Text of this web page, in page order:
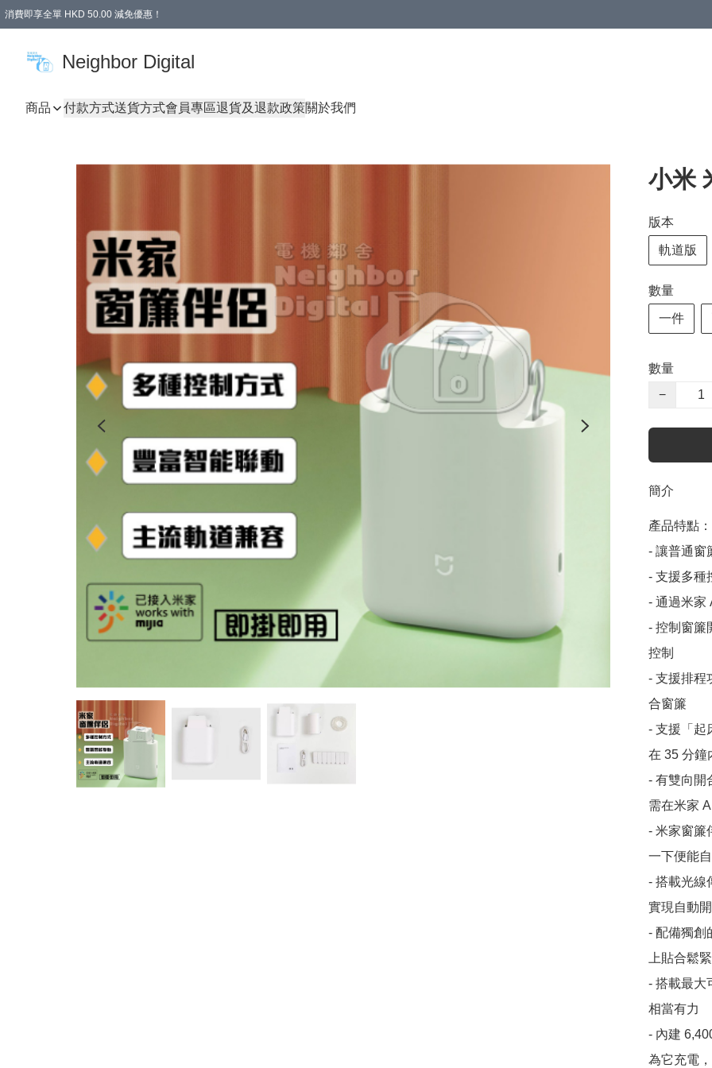
消費即享全單 HKD 50.00 減免優惠！
Neighbor Digital
商品 付款方式送貨方式會員專區退貨及退款政策關於我們
小米
版本
軌道版
數量
一件
數量
−
簡介
產品特點：
- 讓普通窗
- 支援多種
- 通過米家
- 控制窗簾
控制
- 支援排程
合窗簾
- 支援「起
在 35 分鐘
- 有雙向開
需在米家
- 米家窗簾
一下便能
- 搭載光線
實現自動
- 配備獨創
上貼合鬆
- 搭載最大
相當有力
- 內建
為它充電